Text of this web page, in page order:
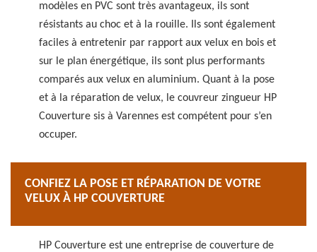
modèles en PVC sont très avantageux, ils sont
résistants au choc et à la rouille. Ils sont également
faciles à entretenir par rapport aux velux en bois et
sur le plan énergétique, ils sont plus performants
comparés aux velux en aluminium. Quant à la pose
et à la réparation de velux, le couvreur zingueur HP
Couverture sis à Varennes est compétent pour s’en
occuper.
CONFIEZ LA POSE ET RÉPARATION DE VOTRE
VELUX À HP COUVERTURE
HP Couverture est une entreprise de couverture de